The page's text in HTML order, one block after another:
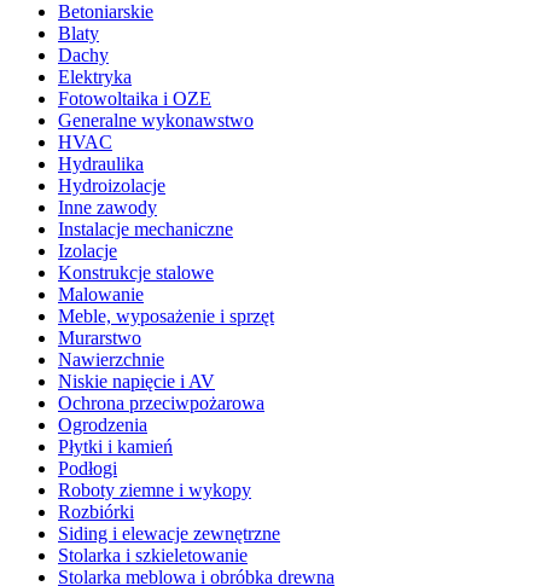
Betoniarskie
Blaty
Dachy
Elektryka
Fotowoltaika i OZE
Generalne wykonawstwo
HVAC
Hydraulika
Hydroizolacje
Inne zawody
Instalacje mechaniczne
Izolacje
Konstrukcje stalowe
Malowanie
Meble, wyposażenie i sprzęt
Murarstwo
Nawierzchnie
Niskie napięcie i AV
Ochrona przeciwpożarowa
Ogrodzenia
Płytki i kamień
Podłogi
Roboty ziemne i wykopy
Rozbiórki
Siding i elewacje zewnętrzne
Stolarka i szkieletowanie
Stolarka meblowa i obróbka drewna